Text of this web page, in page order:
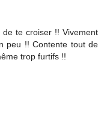
te croiser !! Vivement
peu !! Contente tout de
trop furtifs !!